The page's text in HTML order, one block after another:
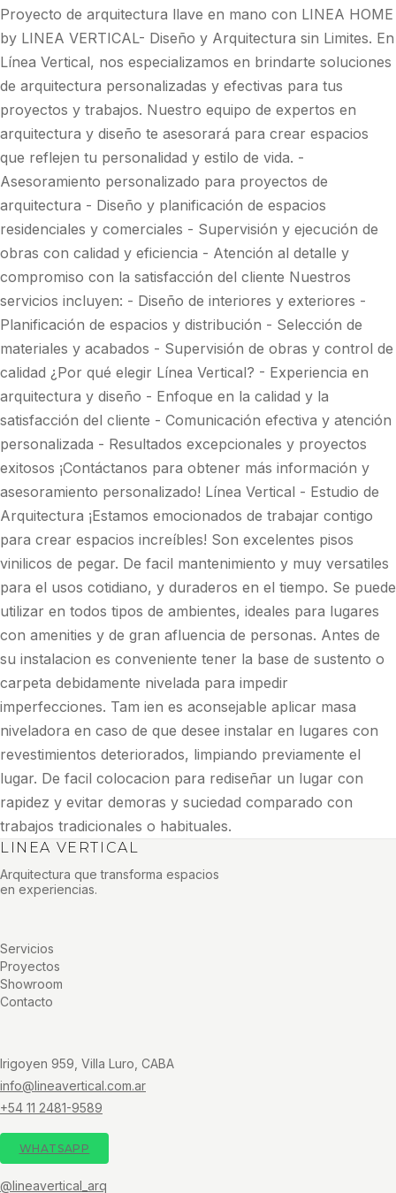
Proyecto de arquitectura llave en mano con LINEA HOME
by LINEA VERTICAL- Diseño y Arquitectura sin Limites. En
Línea Vertical, nos especializamos en brindarte soluciones
de arquitectura personalizadas y efectivas para tus
proyectos y trabajos. Nuestro equipo de expertos en
arquitectura y diseño te asesorará para crear espacios
que reflejen tu personalidad y estilo de vida. -
Asesoramiento personalizado para proyectos de
arquitectura - Diseño y planificación de espacios
residenciales y comerciales - Supervisión y ejecución de
obras con calidad y eficiencia - Atención al detalle y
compromiso con la satisfacción del cliente Nuestros
servicios incluyen: - Diseño de interiores y exteriores -
Planificación de espacios y distribución - Selección de
materiales y acabados - Supervisión de obras y control de
calidad ¿Por qué elegir Línea Vertical? - Experiencia en
arquitectura y diseño - Enfoque en la calidad y la
satisfacción del cliente - Comunicación efectiva y atención
personalizada - Resultados excepcionales y proyectos
exitosos ¡Contáctanos para obtener más información y
asesoramiento personalizado! Línea Vertical - Estudio de
Arquitectura ¡Estamos emocionados de trabajar contigo
para crear espacios increíbles! Son excelentes pisos
vinilicos de pegar. De facil mantenimiento y muy versatiles
para el usos cotidiano, y duraderos en el tiempo. Se puede
utilizar en todos tipos de ambientes, ideales para lugares
con amenities y de gran afluencia de personas. Antes de
su instalacion es conveniente tener la base de sustento o
carpeta debidamente nivelada para impedir
imperfecciones. Tam ien es aconsejable aplicar masa
niveladora en caso de que desee instalar en lugares con
revestimientos deteriorados, limpiando previamente el
lugar. De facil colocacion para rediseñar un lugar con
rapidez y evitar demoras y suciedad comparado con
trabajos tradicionales o habituales.
LINEA VERTICAL
Arquitectura que transforma espacios
en experiencias.
Servicios
Proyectos
Showroom
Contacto
Irigoyen 959, Villa Luro, CABA
info@lineavertical.com.ar
+54 11 2481-9589
WHATSAPP
@lineavertical_arq